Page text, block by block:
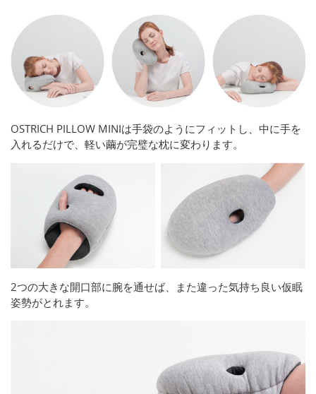
OSTRICH PILLOW MINIは手袋のようにフィットし、中に手を
入れるだけで、軽い繭が完璧な枕に変わります。
2つの大きな開口部に腕を通せば、また違った気持ち良い仮眠
姿勢がとれます。